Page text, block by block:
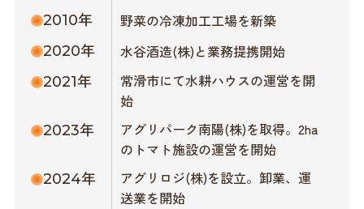
2010年 野菜の冷凍加工工場を新築
2020年 水谷酒造(株)と業務提携開始
2021年
常滑市にて水耕ハウスの運営を開
始
2023年
アグリパーク南陽(株)を取得。2ha
のトマト施設の運営を開始
2024年
アグリロジ(株)を設立。卸業、運
送業を開始